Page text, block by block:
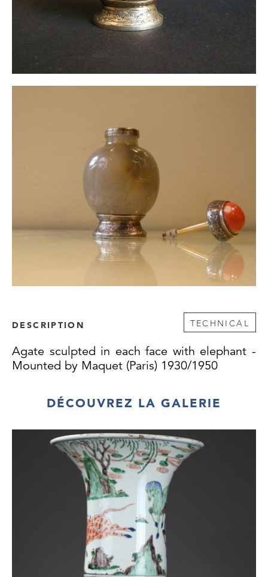
DESCRIPTION TECHNICAL
Agate sculpted in each face with elephant -
Mounted by Maquet (Paris) 1930/1950
DÉCOUVREZ LA GALERIE